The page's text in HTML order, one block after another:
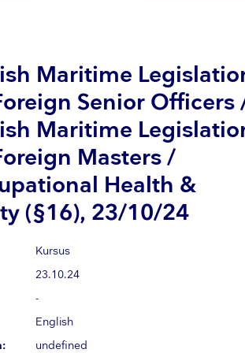
Maritime
Senior Officers
Maritime
Masters /
Health &
(§16), 23/10/24
Kursus
23.10.24
-
English
undefined